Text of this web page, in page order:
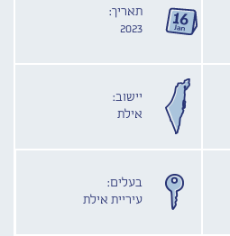
תאריך:
2023
יישוב:
אילת
בעלים:
עיריית אילת